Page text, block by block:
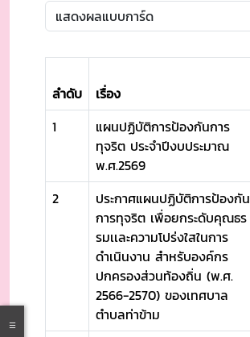
ลำดับ เรื่อง
1
แผนปฏิบัติการป้องกันการ
ทุจริต ประจำปีงบประมาณ
พ.ศ.2569
2
ประกาศแผนปฏิบัติการป้องกัน
การทุจริต เพื่อยกระดับคุณธร
รมเเละความโปร่งใสในการ
ดำเนินงาน สำหรับองค์กร
ปกครองส่วนท้องถิ่น (พ.ศ.
2566-2570) ของเทศบาล
ตำบลท่าข้าม